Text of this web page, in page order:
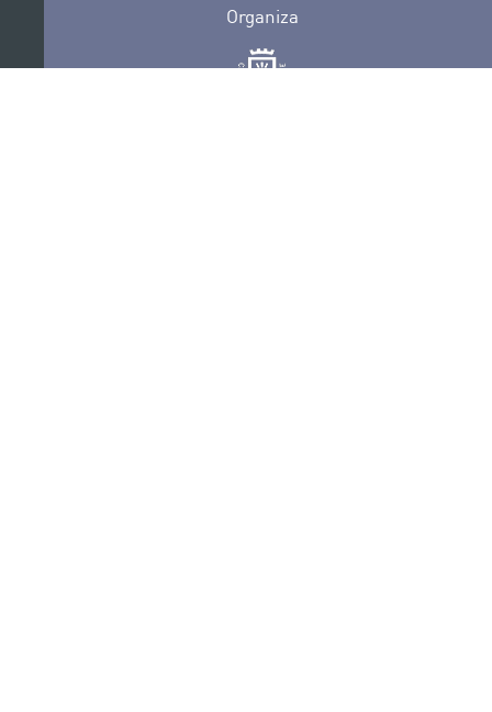
Organiza